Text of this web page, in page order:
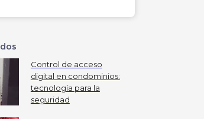
Control de acceso
digital en condominios:
tecnología para la
seguridad